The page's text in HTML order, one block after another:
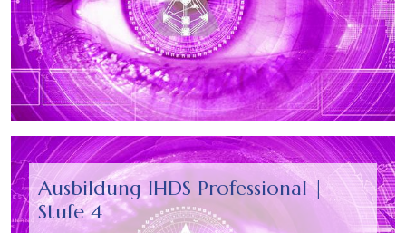
Ausbildung IHDS Professional |
Stufe 4